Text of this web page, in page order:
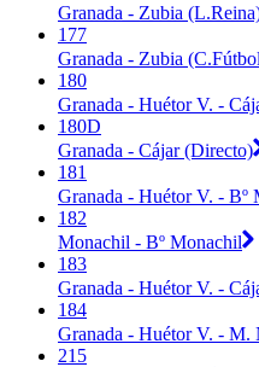
Granada - Zubia
177
Granada - Zubia
180
Granada - Huétor V. -
180D
Granada - Cájar (Directo)
181
Granada - Huétor V. - Bº
182
Monachil - Bº Monachil
183
Granada - Huétor V. -
184
Granada - Huétor V. - M.
215